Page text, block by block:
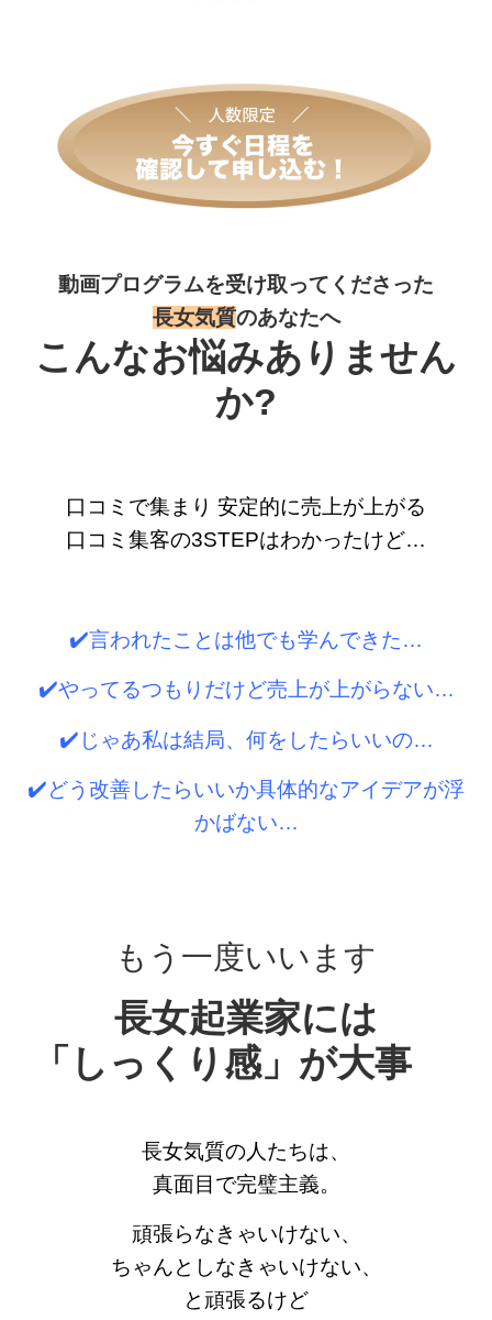
動画プログラムを受け取ってくださった
⻑女気質のあなたへ
こんなお悩みありません
か?
口コミで集まり 安定的に売上が上がる
口コミ集客の3STEPはわかったけど…
✔️言われたことは他でも学んできた…
✔️やってるつもりだけど売上が上がらない…
✔️じゃあ私は結局、何をしたらいいの…
✔️どう改善したらいいか具体的なアイデアが浮
かばない…
もう一度いいます
⻑女起業家には
「しっくり感」が大事
⻑女気質の人たちは、
真面目で完璧主義。
頑張らなきゃいけない、
ちゃんとしなきゃいけない、
と頑張るけど